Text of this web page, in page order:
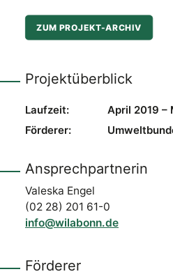
ZUM PROJEKT-ARCHIV
Projektüberblick
Laufzeit:
April 2019 –
Förderer:
Ansprechpartnerin
Valeska Engel
(02 28) 201 61-0
info@wilabonn.de
Förderer